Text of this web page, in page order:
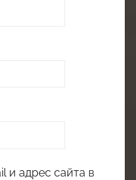
и адрес сайта в